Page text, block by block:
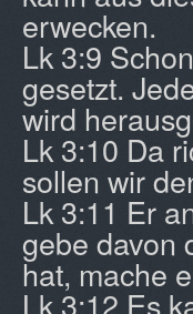
erwecken.
Lk 3:9
gesetzt.
wird
Lk 3:10 Da
sollen wir
Lk 3:11 Er
gebe davon
hat, mache
Lk 3:12 Es